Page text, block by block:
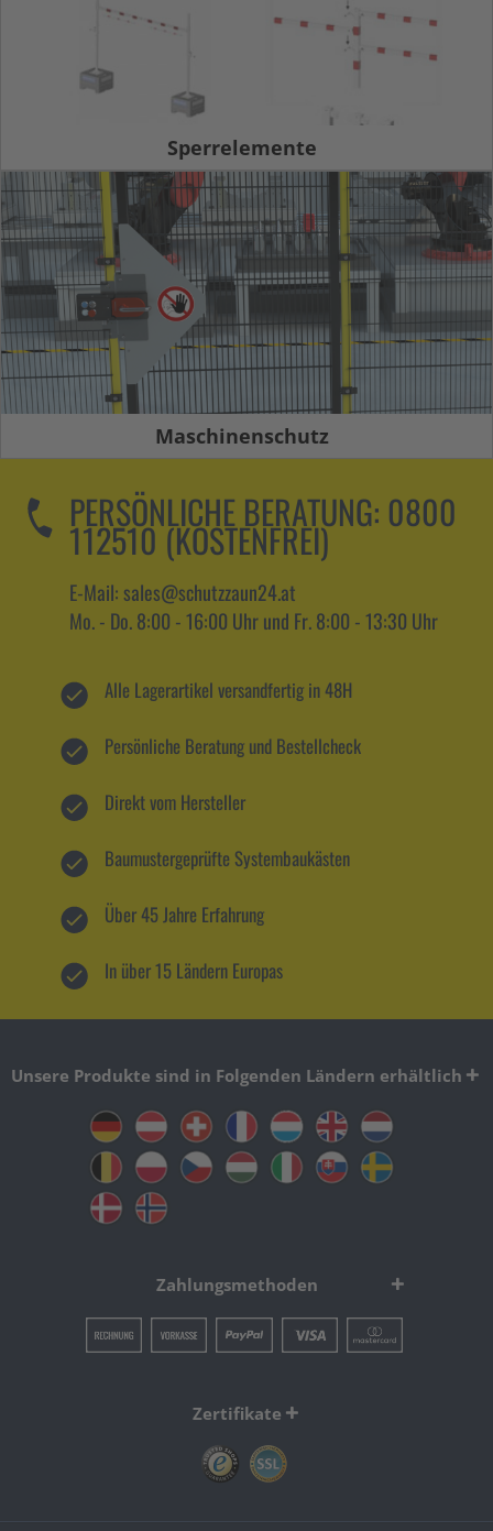
Sperrelemente
Maschinenschutz
PERSÖNLICHE BERATUNG: 0800
112510 (KOSTENFREI)
E-Mail: sales@schutzzaun24.at
Mo. - Do. 8:00 - 16:00 Uhr und Fr. 8:00 - 13:30 Uhr
Alle Lagerartikel versandfertig in 48H
Persönliche Beratung und Bestellcheck
Direkt vom Hersteller
Baumustergeprüfte Systembaukästen
Über 45 Jahre Erfahrung
In über 15 Ländern Europas
Unsere Produkte sind in Folgenden Ländern erhältlich
Zahlungsmethoden
Zertifikate